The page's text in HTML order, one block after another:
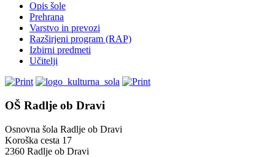
Opis šole
Prehrana
Varstvo in prevozi
Razširjeni program (RAP)
Izbirni predmeti
Učitelji
OŠ Radlje ob Dravi
Osnovna šola Radlje ob Dravi
Koroška cesta 17
2360 Radlje ob Dravi